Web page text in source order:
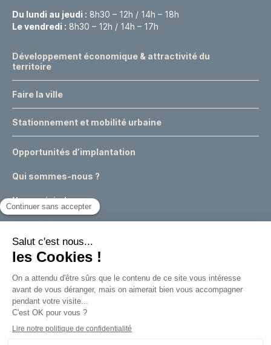
Du lundi au jeudi : 8h30 – 12h / 14h – 18h
Le vendredi : 8h30 – 12h / 14h – 17h
Développement économique & attractivité du
territoire
Faire la ville
Stationnement et mobilité urbaine
Opportunités d’implantation
Qui sommes-nous ?
Nous rejoindre
Actualités
Expertises & conseils urbains
Appels à projets